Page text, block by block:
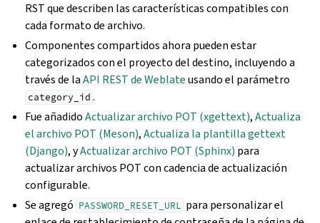
RST que describen las características compatibles con
cada formato de archivo.
Componentes compartidos ahora pueden estar
categorizados con el proyecto del destino, incluyendo a
través de laAPI REST de Weblateusando el parámetro
category_id .
Fue añadidoActualizar archivo POT (xgettext),Actualiza
el archivo POT (Meson),Actualiza la plantilla gettext
(Django), yActualizar archivo POT (Sphinx) para
actualizar archivos POT con cadencia de actualización
configurable.
Se agregó PASSWORD_RESET_URL para personalizar el